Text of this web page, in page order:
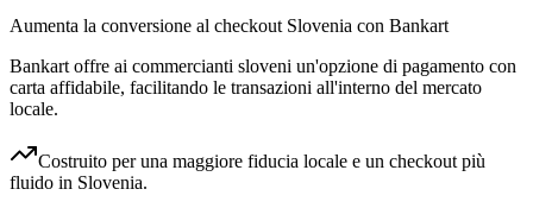
Aumenta la conversione al checkout Slovenia con Bankart
Bankart offre ai commercianti sloveni un'opzione di pagamento con
carta affidabile, facilitando le transazioni all'interno del mercato
locale.
Costruito per una maggiore fiducia locale e un checkout più
fluido in Slovenia.